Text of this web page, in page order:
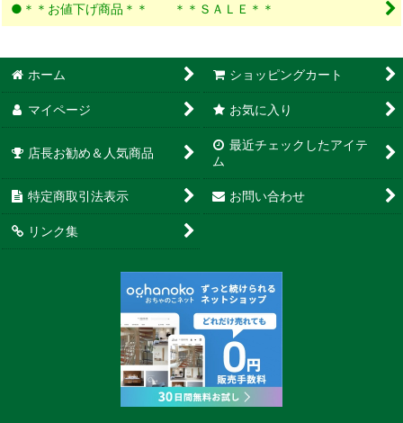
●＊＊お値下げ商品＊＊ ＊＊ＳＡＬＥ＊＊
ホーム ショッピングカート
マイページ お気に入り
店長お勧め＆人気商品
最近チェックしたアイテ
ム
特定商取引法表示 お問い合わせ
リンク集